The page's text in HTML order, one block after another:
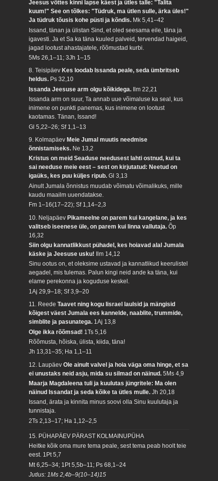
Jeesus võttes kinni lapse käest ja ütles talle: "Talita
kuum!" See on tõlkes: "Tüdruk, ma ütlen sulle, ärka üles!"
Ja tüdruk tõusis kohe püsti ja kõndis. Mk 5,41–42
Issand, tänan ja ülistan Sind, et oled seesama eile, täna ja
igavesti. Ja et Sa ka täna kuuled palveid, tervendad haigeid,
jagad lootust ahastajatele, rõõmustad kurbi.
5Ms 26,1–11; 3Jh 1–15
8. Teisipäev Kes loodab Issanda peale, seda ümbritseb
heldus. Ps 32,10
Issanda Jeesuse arm olgu kõikidega. Ilm 22,21
Issanda arm on suur, Ta annab uue võimaluse ka seal, kus
inimene on punkti panemas, kus inimene on lootust
kaotamas. Tänan, Issand!
Gl 5,22–26; Sf 1,1–13
9. Kolmapäev Meie Jumal muutis needmise
õnnistamiseks. Ne 13,2
Kristus on meid Seaduse needusest lahti ostnud, kui ta
sai needuse meie eest – sest on kirjutatud: Neetud on
igaüks, kes puu küljes ripub.Gl 3,13
Ainult Jumala õnnistus muudab võimatu võimalikuks, mille
kaudu maailm uuendatakse.
Fm 1–16(17–22); Sf 1,14–2,3
10. NeljapäevPikameelne on parem kui kangelane, ja kes
valitseb iseenese üle, on parem kui linna vallutaja.Õp
16,32
Siin olgu kannatlikkust pühadel, kes hoiavad alal Jumala
käske ja Jeesuse usku!
Ilm 14,12
Sinu ootus on, et oleksime ustavad ja kannatlikud keerulistel
aegadel, mis tulemas. Palun kingi neid ande ka täna, kui
elame perekonna ja koguduse keskel.
1Aj 29,9–18; Sf 3,9–20
11. ReedeTaavet ning kogu Iisrael laulsid ja mängisid
kõigest väest Jumala ees kannelde, naablite, trummide,
simblite ja pasunatega. 1Aj 13,8
Olge ikka rõõmsad! 1Ts 5,16
Rõõmusta, hõiska, ülista, kiida, täna!
Jh 13,31–35; Ha 1,1–11
12. LaupäevOle ainult valvel ja hoia väga oma hinge, et sa
ei unustaks neid asju, mida su silmad on näinud.5Ms 4,9
Maarja Magdaleena tuli ja kuulutas jüngritele: Ma olen
näinud Issandat ja seda kõike ta ütles mulle.Jh 20,18
Issand, ärata ja kinnita minus soovi olla Sinu kuulutaja ja
tunnistaja.
2Ts 2,13–17; Ha 1,12–2,5
15. PÜHAPÄEV PÄRAST KOLMAINUPÜHA
Heitke kõik oma mure tema peale, sest tema peab hoolt teie
eest. 1Pt 5,7
Mt 6,25–34; 1Pt 5,5b–11; Ps 68,1–24
Jutlus: 1Ms 2,4b–9(10–14)15